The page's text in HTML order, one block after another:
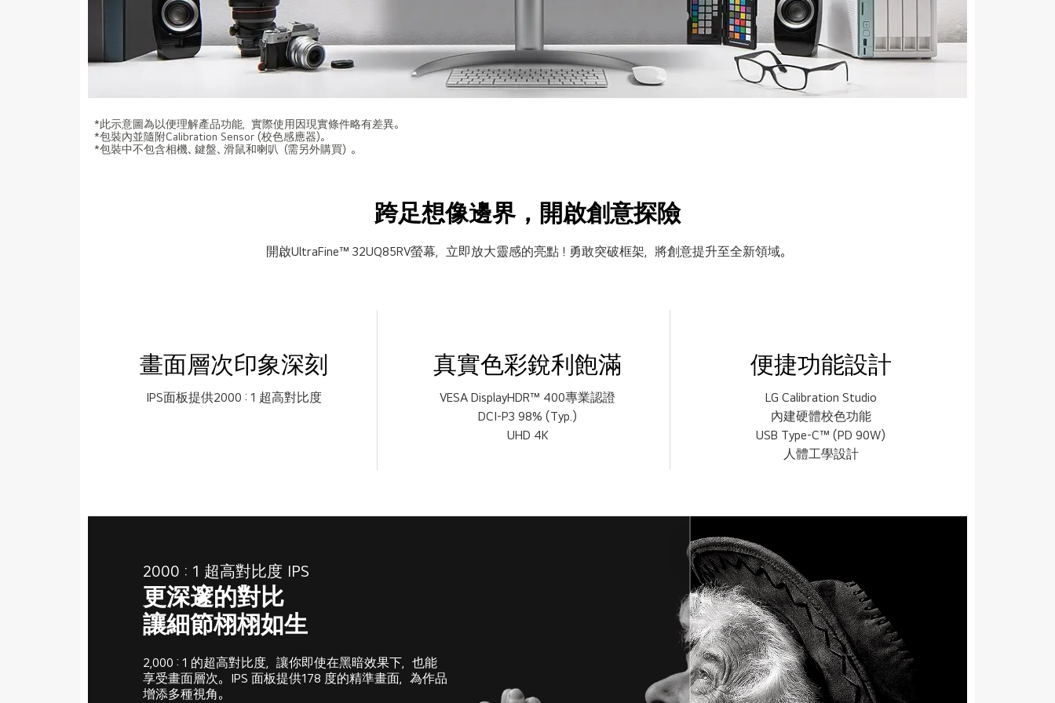
*此示意圖為以便理解產品功能，實際使用因現實條件略有差異。
*包裝內並隨附Calibration Sensor (校色感應器)。
*包裝中不包含相機、鍵盤、滑鼠和喇叭（需另外購買）。
跨足想像邊界，開啟創意探險
開啟UltraFine™ 32UQ85RV螢幕，立即放大靈感的亮點！ 勇敢突破框架，將創意提升至全新領域。
畫面層次印象深刻
IPS面板提供2000 : 1 超高對比度
真實色彩銳利飽滿
VESA DisplayHDR™ 400專業認證
DCI-P3 98% (Typ.)
UHD 4K
便捷功能設計
LG Calibration Studio
內建硬體校色功能
USB Type-C™ (PD 90W)
人體工學設計
2000 : 1 超高對比度 IPS
更深邃的對比
讓細節栩栩如生
2,000 : 1 的超高對比度，讓你即使在黑暗效果下，也能
享受畫面層次。 IPS 面板提供178 度的精準畫面，為作品
增添多種視角。